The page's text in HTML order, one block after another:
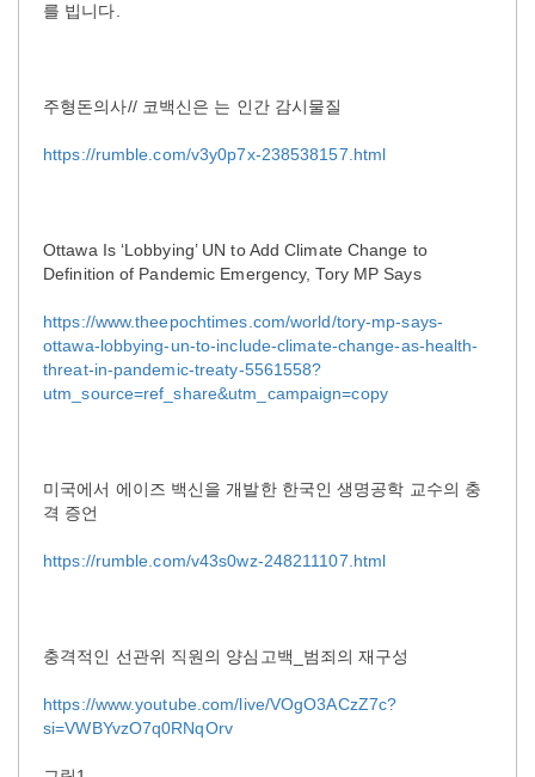
를 빕니다.
주형돈의사// 코백신은 는 인간 감시물질
https://rumble.com/v3y0p7x-238538157.html
Ottawa Is ‘Lobbying’ UN to Add Climate Change to
Definition of Pandemic Emergency, Tory MP Says
https://www.theepochtimes.com/world/tory-mp-says-
ottawa-lobbying-un-to-include-climate-change-as-health-
threat-in-pandemic-treaty-5561558?
utm_source=ref_share&utm_campaign=copy
미국에서 에이즈 백신을 개발한 한국인 생명공학 교수의 충
격 증언
https://rumble.com/v43s0wz-248211107.html
충격적인 선관위 직원의 양심고백_범죄의 재구성
https://www.youtube.com/live/VOgO3ACzZ7c?
si=VWBYvzO7q0RNqOrv